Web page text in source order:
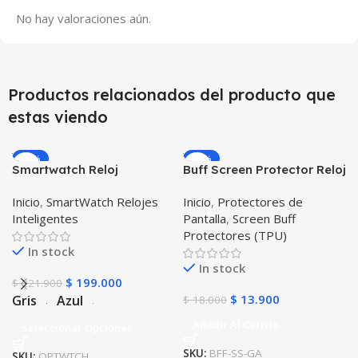
No hay valoraciones aún.
Productos relacionados del producto que
estas viendo
-10%
Smartwatch Reloj
WATCH™ (KW37 PRO) Mide
Temperatura Presión
Arterial y Ritmo Cardíaco
Inicio, SmartWatch Relojes
Inteligentes
In stock
$221.900 $ 199.000
Gris Azul
-23%
Buff Screen Protector Reloj
Samsung Galaxy Active
Inicio, Protectores de
Pantalla, Screen Buff
Protectores (TPU)
In stock
$18.000 $ 13.900
SKU: BFF-SS-GA